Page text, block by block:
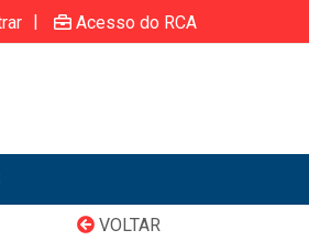
| Acesso do RCA
VOLTAR